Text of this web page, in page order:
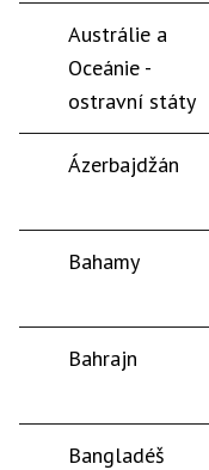
Austrálie a
Oceánie -
ostravní státy
Ázerbajdžán
Bahamy
Bahrajn
Bangladéš